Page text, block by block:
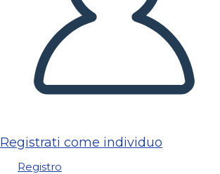
Registrati come individuo
Registro